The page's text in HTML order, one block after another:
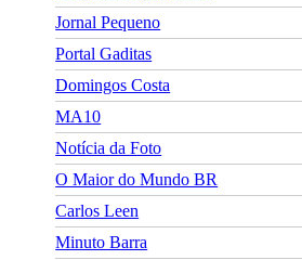
Jornal Pequeno
Portal Gaditas
Domingos Costa
MA10
Notícia da Foto
O Maior do Mundo BR
Carlos Leen
Minuto Barra